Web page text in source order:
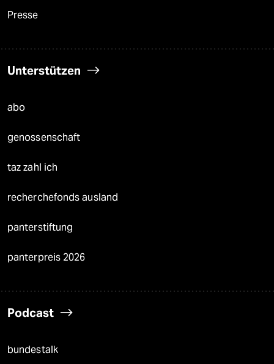
Presse
Unterstützen
abo
genossenschaft
taz zahl ich
recherchefonds ausland
panterstiftung
panterpreis 2026
Podcast
bundestalk